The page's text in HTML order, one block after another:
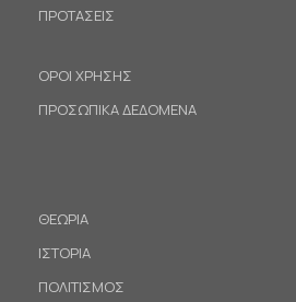
ΠΡΟΤΑΣΕΙΣ
ΟΡΟΙ ΧΡΗΣΗΣ
ΠΡΟΣΩΠΙΚΑ ΔΕΔΟΜΕΝΑ
ΘΕΩΡΙΑ
ΙΣΤΟΡΙΑ
ΠΟΛΙΤΙΣΜΟΣ